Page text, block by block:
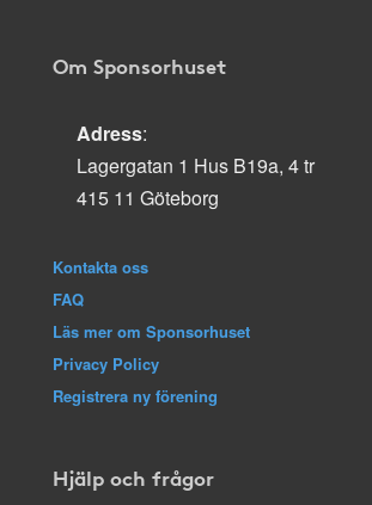
Om Sponsorhuset
Adress:
Lagergatan 1 Hus B19a, 4 tr
415 11 Göteborg
Kontakta oss
FAQ
Läs mer om Sponsorhuset
Privacy Policy
Registrera ny förening
Hjälp och frågor